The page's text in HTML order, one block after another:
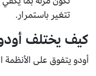
تتغير باستمرار.
كيف يختلف
أودو يتفوق على